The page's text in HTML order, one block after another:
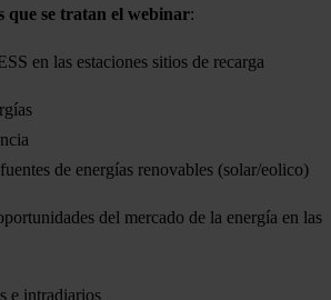
que se tratan el webinar:
en las estaciones sitios de recarga
de energías renovables (solar/eolico)
del mercado de la energía en las
e intradiarios